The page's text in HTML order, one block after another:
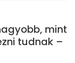
mint
tudnak –